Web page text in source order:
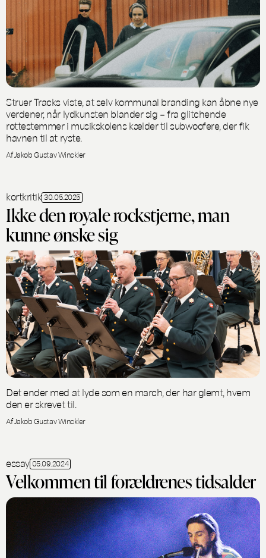
Struer Tracks viste, at selv kommunal branding kan åbne nye
verdener, når lydkunsten blander sig – fra glitchende
rottestemmer i musikskolens kælder til subwoofere, der fik
havnen til at ryste.
Af Jakob Gustav Winckler
kortkritik 30.05.2025
Ikke den royale rockstjerne, man
kunne ønske sig
Det ender med at lyde som en march, der har glemt, hvem
den er skrevet til.
Af Jakob Gustav Winckler
essay 05.09.2024
Velkommen til forældrenes tidsalder